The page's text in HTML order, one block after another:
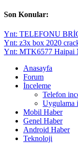
Son Konular:
Ynt: TELEFONU
Ynt: z3x box 2020
Ynt: MTK6577 Haipai
Anasayfa
Forum
İnceleme
Telefon
Uygulama
Mobil Haber
Genel Haber
Android Haber
Teknoloji